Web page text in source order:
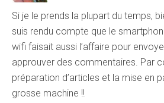
Si je le prends la plupart du temps,
suis rendu compte que le
wifi faisait aussi l’affaire pour
approuver des commentaires. Par
préparation d’articles et la mise en
grosse machine !!